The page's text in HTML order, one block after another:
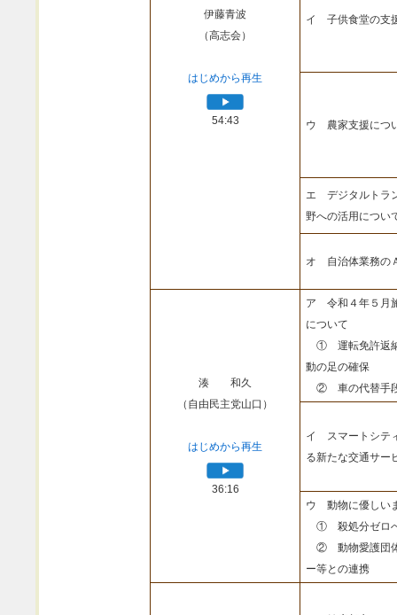
伊藤青波
（高志会）
はじめから再生
54:43
イ 子供食堂の支
ウ 農家支援につ
エ デジタルトラ
野への活用につい
オ 自治体業務の
湊 和久
（自由民主党山口）
はじめから再生
36:16
ア 令和４年５月
について
① 運転免許返納
動の足の確保
② 車の代替手段
イ スマートシテ
る新たな交通サー
ウ 動物に優しい
① 殺処分ゼロへ
② 動物愛護団体
ー等との連携